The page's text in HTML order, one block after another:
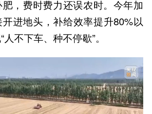
，费时费力还误农时。今年加
进地头，补给效率提升80%以
不下车、种不停歇”。